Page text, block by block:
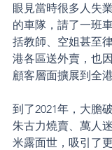
眼見當時很多人失
的車隊，請了一班
括教師、空姐甚至
港各區送外賣，也
顧客層面擴展到全港
到了2021年，大
朱古力燒賣、萬人
米露面世，吸引了